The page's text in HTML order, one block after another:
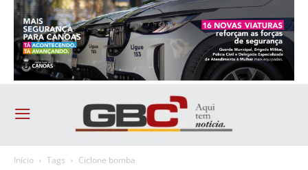
Início Tags Ciclone bomba